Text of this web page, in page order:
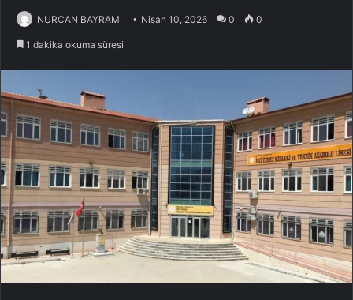
NURCAN BAYRAM Nisan 10, 2026 0 0
1 dakika okuma süresi